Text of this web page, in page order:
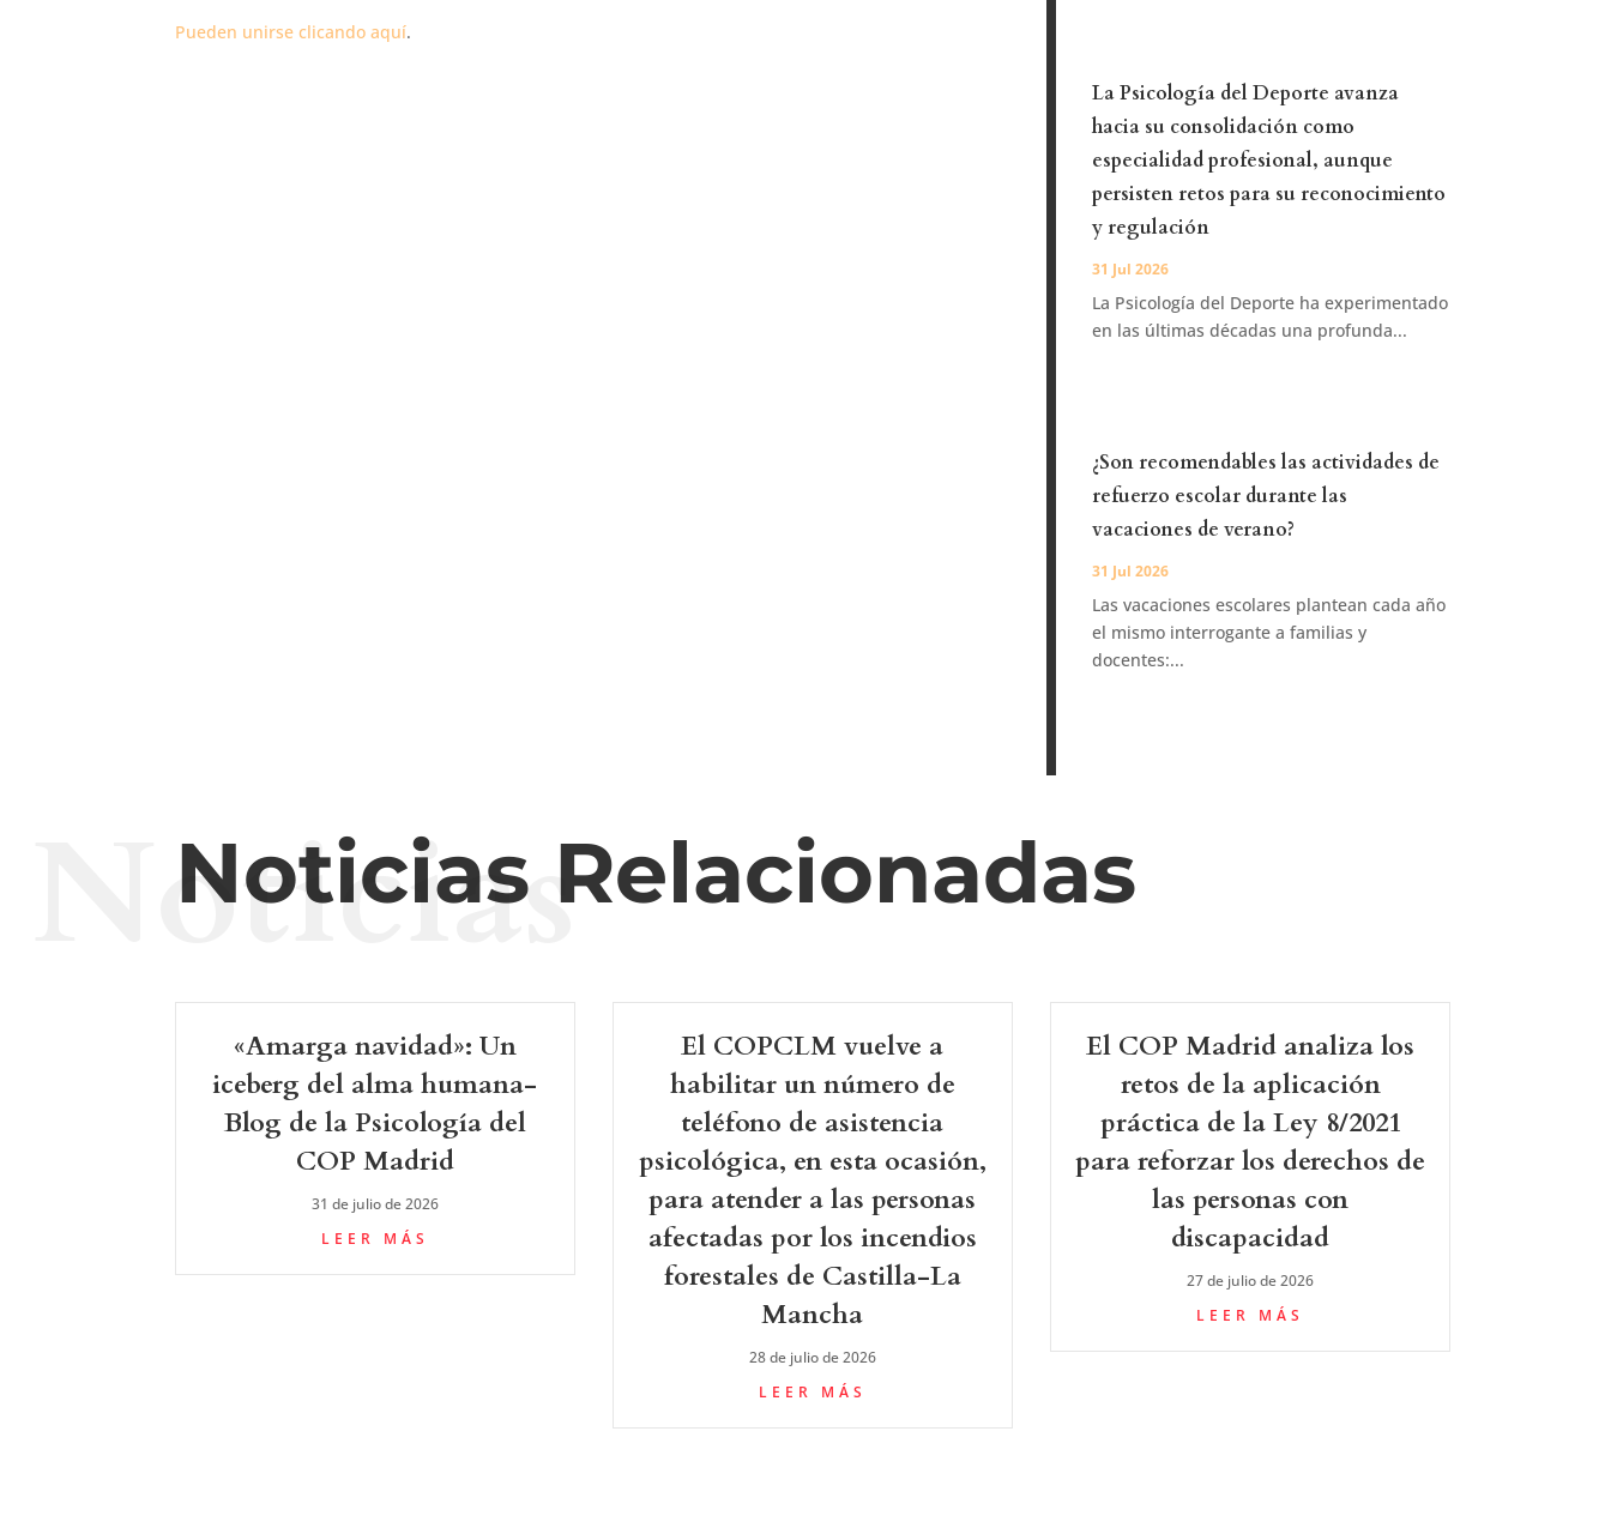
Pueden unirse clicando aquí.
La Psicología del Deporte avanza
hacia su consolidación como
especialidad profesional, aunque
persisten retos para su reconocimiento
y regulación
31 Jul 2026
La Psicología del Deporte ha experimentado
en las últimas décadas una profunda...
¿Son recomendables las actividades de
refuerzo escolar durante las
vacaciones de verano?
31 Jul 2026
Las vacaciones escolares plantean cada año
el mismo interrogante a familias y
docentes:...
Noticias Relacionadas
Noticias
«Amarga navidad»: Un
iceberg del alma humana-
Blog de la Psicología del
COP Madrid
31 de julio de 2026
LEER MÁS
El COPCLM vuelve a
habilitar un número de
teléfono de asistencia
psicológica, en esta ocasión,
para atender a las personas
afectadas por los incendios
forestales de Castilla-La
Mancha
28 de julio de 2026
LEER MÁS
El COP Madrid analiza los
retos de la aplicación
práctica de la Ley 8/2021
para reforzar los derechos de
las personas con
discapacidad
27 de julio de 2026
LEER MÁS